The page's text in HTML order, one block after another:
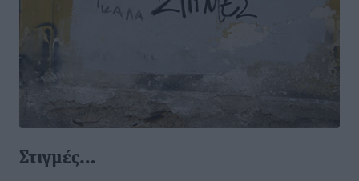
Στιγμές…